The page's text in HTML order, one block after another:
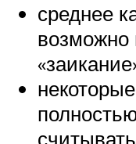
среднее
возможно